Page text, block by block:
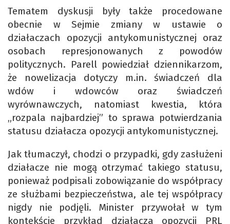
Tematem dyskusji były także procedowane
obecnie w Sejmie zmiany w ustawie o
działaczach opozycji antykomunistycznej oraz
osobach represjonowanych z powodów
politycznych. Parell powiedział dziennikarzom,
że nowelizacja dotyczy m.in. świadczeń dla
wdów i wdowców oraz świadczeń
wyrównawczych, natomiast kwestia, która
„rozpala najbardziej” to sprawa potwierdzania
statusu działacza opozycji antykomunistycznej.
Jak tłumaczył, chodzi o przypadki, gdy zasłużeni
działacze nie mogą otrzymać takiego statusu,
ponieważ podpisali zobowiązanie do współpracy
ze służbami bezpieczeństwa, ale tej współpracy
nigdy nie podjęli. Minister przywołał w tym
kontekście przykład działacza opozycji PRL